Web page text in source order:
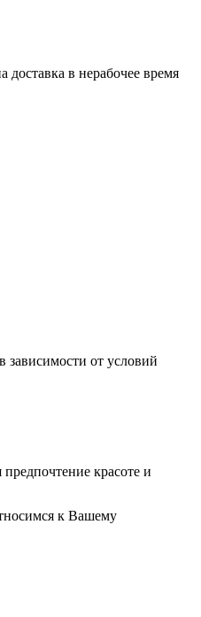
в нерабочее время
зависимости от условий
красоте и
к Вашему